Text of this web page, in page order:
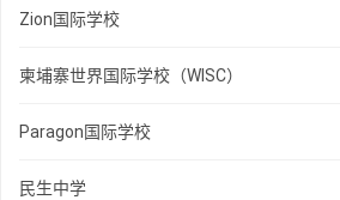
Zion国际学校
柬埔寨世界国际学校（WISC）
Paragon国际学校
民生中学